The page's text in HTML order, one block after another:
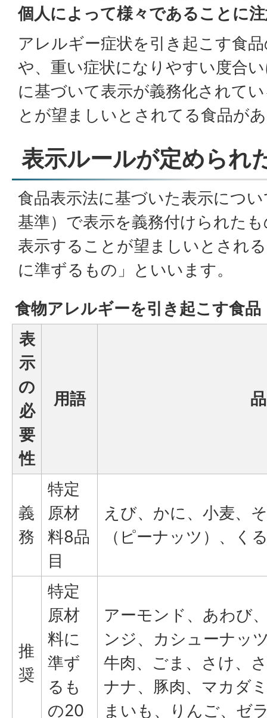
個人によって様々であることに
アレルギー症状を引き起こす食
や、重い症状になりやすい度合
に基づいて表示が義務化されて
とが望ましいとされてる食品が
表示ルールが定められ
食品表示法に基づいた表示につ
基準）で表示を義務付けられた
表示することが望ましいとされ
に準ずるもの」といいます。
食物アレルギーを引き起こす食品
表
示
の
必
要
性
用語
義
務
特定
原材
料8品
目
えび、かに、小麦、
（ピーナッツ）、く
推
奨
特定
原材
料に
準ず
るも
の20
アーモンド、あわび
ンジ、カシューナッ
牛肉、ごま、さけ、
ナナ、豚肉、マカダ
まいも、りんご、ゼ